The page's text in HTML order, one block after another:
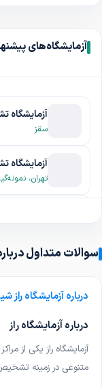
آزمایشگاه‌های
سقز
آزمایشگاه
تهران،
آزمایشگاه
آزمایشگاه
اهواز
آزمایشگاه
تهران
سوالات متداول
درباره آزمایشگاه راز
درباره آزمایشگاه راز
آزمایشگاه راز یکی از
متنوعی در زمینه